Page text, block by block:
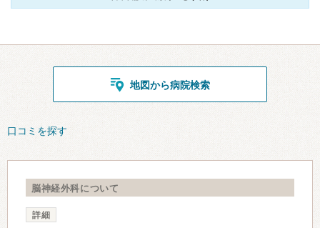
地図から病院検索
口コミを探す
脳神経外科について
詳細